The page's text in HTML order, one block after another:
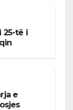
25-të i
e